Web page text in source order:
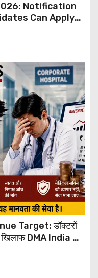
Notification
Can Apply
Target: डॉक्टरों
DMA India का
की मांग